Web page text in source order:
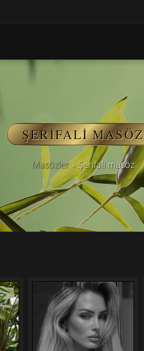
ŞERIFALI MASÖZ
Masözler»Şerifali masöz